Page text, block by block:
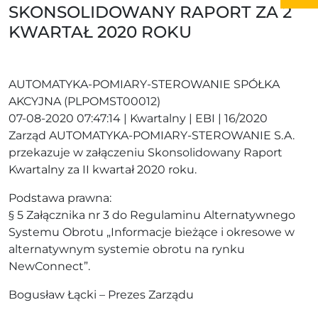
SKONSOLIDOWANY RAPORT ZA 2
KWARTAŁ 2020 ROKU
AUTOMATYKA-POMIARY-STEROWANIE SPÓŁKA
AKCYJNA (PLPOMST00012)
07-08-2020 07:47:14 | Kwartalny | EBI | 16/2020
Zarząd AUTOMATYKA-POMIARY-STEROWANIE S.A.
przekazuje w załączeniu Skonsolidowany Raport
Kwartalny za II kwartał 2020 roku.
Podstawa prawna:
§ 5 Załącznika nr 3 do Regulaminu Alternatywnego
Systemu Obrotu „Informacje bieżące i okresowe w
alternatywnym systemie obrotu na rynku
NewConnect”.
Bogusław Łącki – Prezes Zarządu